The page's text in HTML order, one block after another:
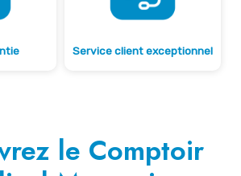
Service client exceptionnel
le Comptoir